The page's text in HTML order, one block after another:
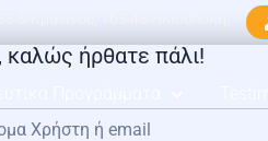
καλώς ήρθατε πάλι!